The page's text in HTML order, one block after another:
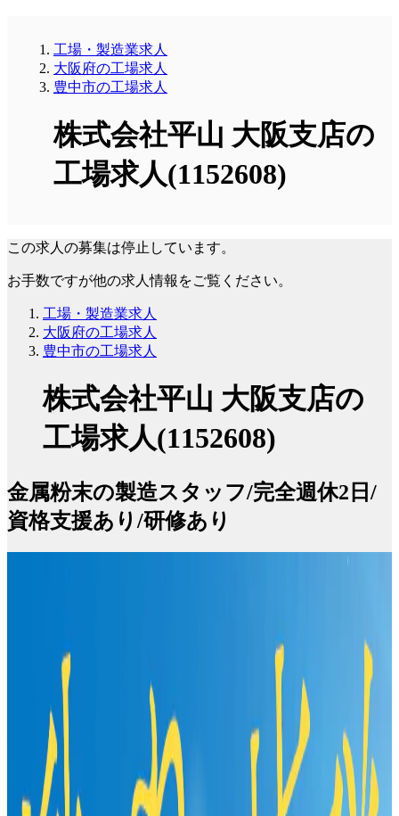
工場・製造業求人
大阪府の工場求人
豊中市の工場求人
株式会社平山 大阪支店の
工場求人(1152608)
この求人の募集は停止しています。
お手数ですが他の求人情報をご覧ください。
工場・製造業求人
大阪府の工場求人
豊中市の工場求人
株式会社平山 大阪支店の
工場求人(1152608)
金属粉末の製造スタッフ/完全週休2日/
資格支援あり/研修あり